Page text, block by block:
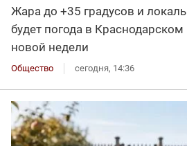
Жара до +35 градусов и
будет погода в Краснодарском
новой недели
Общество сегодня, 14:36